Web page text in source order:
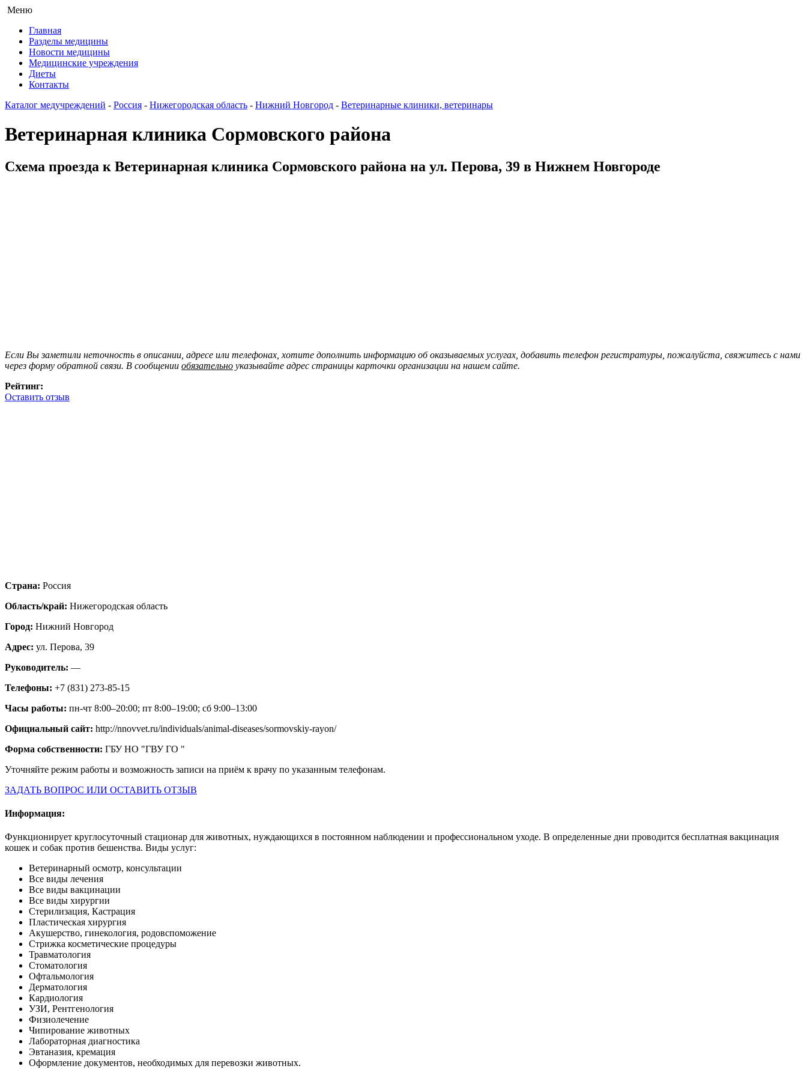
Меню
Главная
Разделы медицины
Новости медицины
Медицинские учреждения
Диеты
Контакты
Каталог медучреждений - Россия - Нижегородская область - Нижний Новгород - Ветеринарные клиники, ветеринары
Ветеринарная клиника Сормовского района
Схема проезда к Ветеринарная клиника Сормовского района на ул. Перова, 39 в Нижнем Новгороде
Если Вы заметили неточность в описании, адресе или телефонах, хотите дополнить информацию об оказываемых услугах, добавить телефон регистратуры, пожалуйста, свяжитесь с нами
через форму обратной связи. В сообщении обязательно указывайте адрес страницы карточки организации на нашем сайте.
Рейтинг:
Оставить отзыв
Страна: Россия
Область/край: Нижегородская область
Город: Нижний Новгород
Адрес: ул. Перова, 39
Руководитель: —
Телефоны: +7 (831) 273-85-15
Часы работы: пн-чт 8:00–20:00; пт 8:00–19:00; сб 9:00–13:00
Официальный сайт: http://nnovvet.ru/individuals/animal-diseases/sormovskiy-rayon/
Форма собственности: ГБУ НО "ГВУ ГО "
Уточняйте режим работы и возможность записи на приём к врачу по указанным телефонам.
ЗАДАТЬ ВОПРОС ИЛИ ОСТАВИТЬ ОТЗЫВ
Информация:
Функционирует круглосуточный стационар для животных, нуждающихся в постоянном наблюдении и профессиональном уходе. В определенные дни проводится бесплатная вакцинация
кошек и собак против бешенства. Виды услуг:
Ветеринарный осмотр, консультации
Все виды лечения
Все виды вакцинации
Все виды хирургии
Стерилизация, Кастрация
Пластическая хирургия
Акушерство, гинекология, родовспоможение
Стрижка косметические процедуры
Травматология
Стоматология
Офтальмология
Дерматология
Кардиология
УЗИ, Рентгенология
Физиолечение
Чипирование животных
Лабораторная диагностика
Эвтаназия, кремация
Оформление документов, необходимых для перевозки животных.